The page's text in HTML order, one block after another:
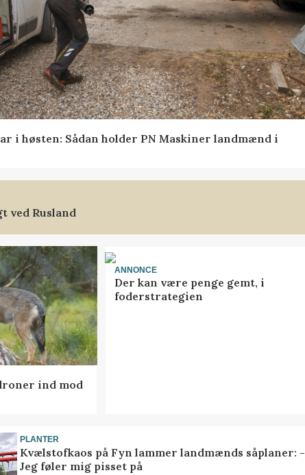
i høsten: Sådan holder PN Maskiner landmænd i
ved Rusland
ind mod
ANNONCE
Der kan være penge gemt, i
foderstrategien
PLANTER
Kvælstofkaos på Fyn lammer landmænds såplaner: -
Jeg føler mig pisset på